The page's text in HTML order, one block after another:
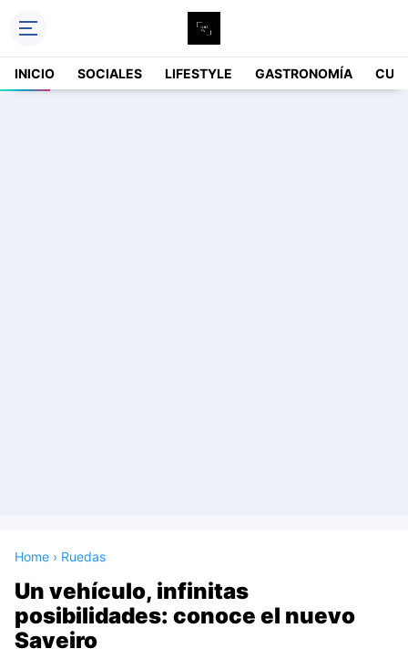
INICIO SOCIALES LIFESTYLE GASTRONOMÍA
Home › Ruedas
Un vehículo, infinitas
posibilidades: conoce el nuevo
Saveiro